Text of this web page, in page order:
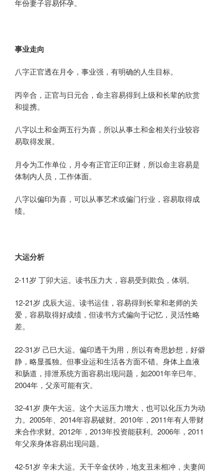
年份妻子容易怀孕。
事业走向
八字正官透在月令，事业强，有明确的人生目标。
丙辛合，正官与日元合，命主容易得到上级和长辈的欣赏
和提携。
八字以土和金两五行为喜，所以从事土和金相关行业较容
易取得发展。
月令为工作单位，月令有正官正印正财，所以命主容易是
体制内人员，工作体面。
八字以偏印为喜，可以从事艺术或偏门行业，容易取得成
绩。
大运分析
2-11岁 丁卯大运。读书压力大，容易受到欺负，体弱。
12-21岁 戊辰大运。读书运佳，容易得到长辈和老师的关
爱，容易取得好成绩，但读书方式偏向于记忆，灵活性略
差。
22-31岁 己巳大运。偏印透干为用，所以有奇思妙想，好僻
静，略显孤独。但事业运和生活各方面不错。身体上血液
和肠道，排泄系统方面容易出现问题，如2001年辛巳年。
2004年，父亲可能有灾。
32-41岁 庚午大运。这个大运压力增大，也可以化压力为动
力。2005年、2014年容易破财。2010年，2011年有人带财
来合作求财。2012年，2013年投资能获利。2006年，2011
年父亲身体容易出现问题。
42-51岁 辛未大运。天干辛金伏吟，地支丑未相冲，夫妻间